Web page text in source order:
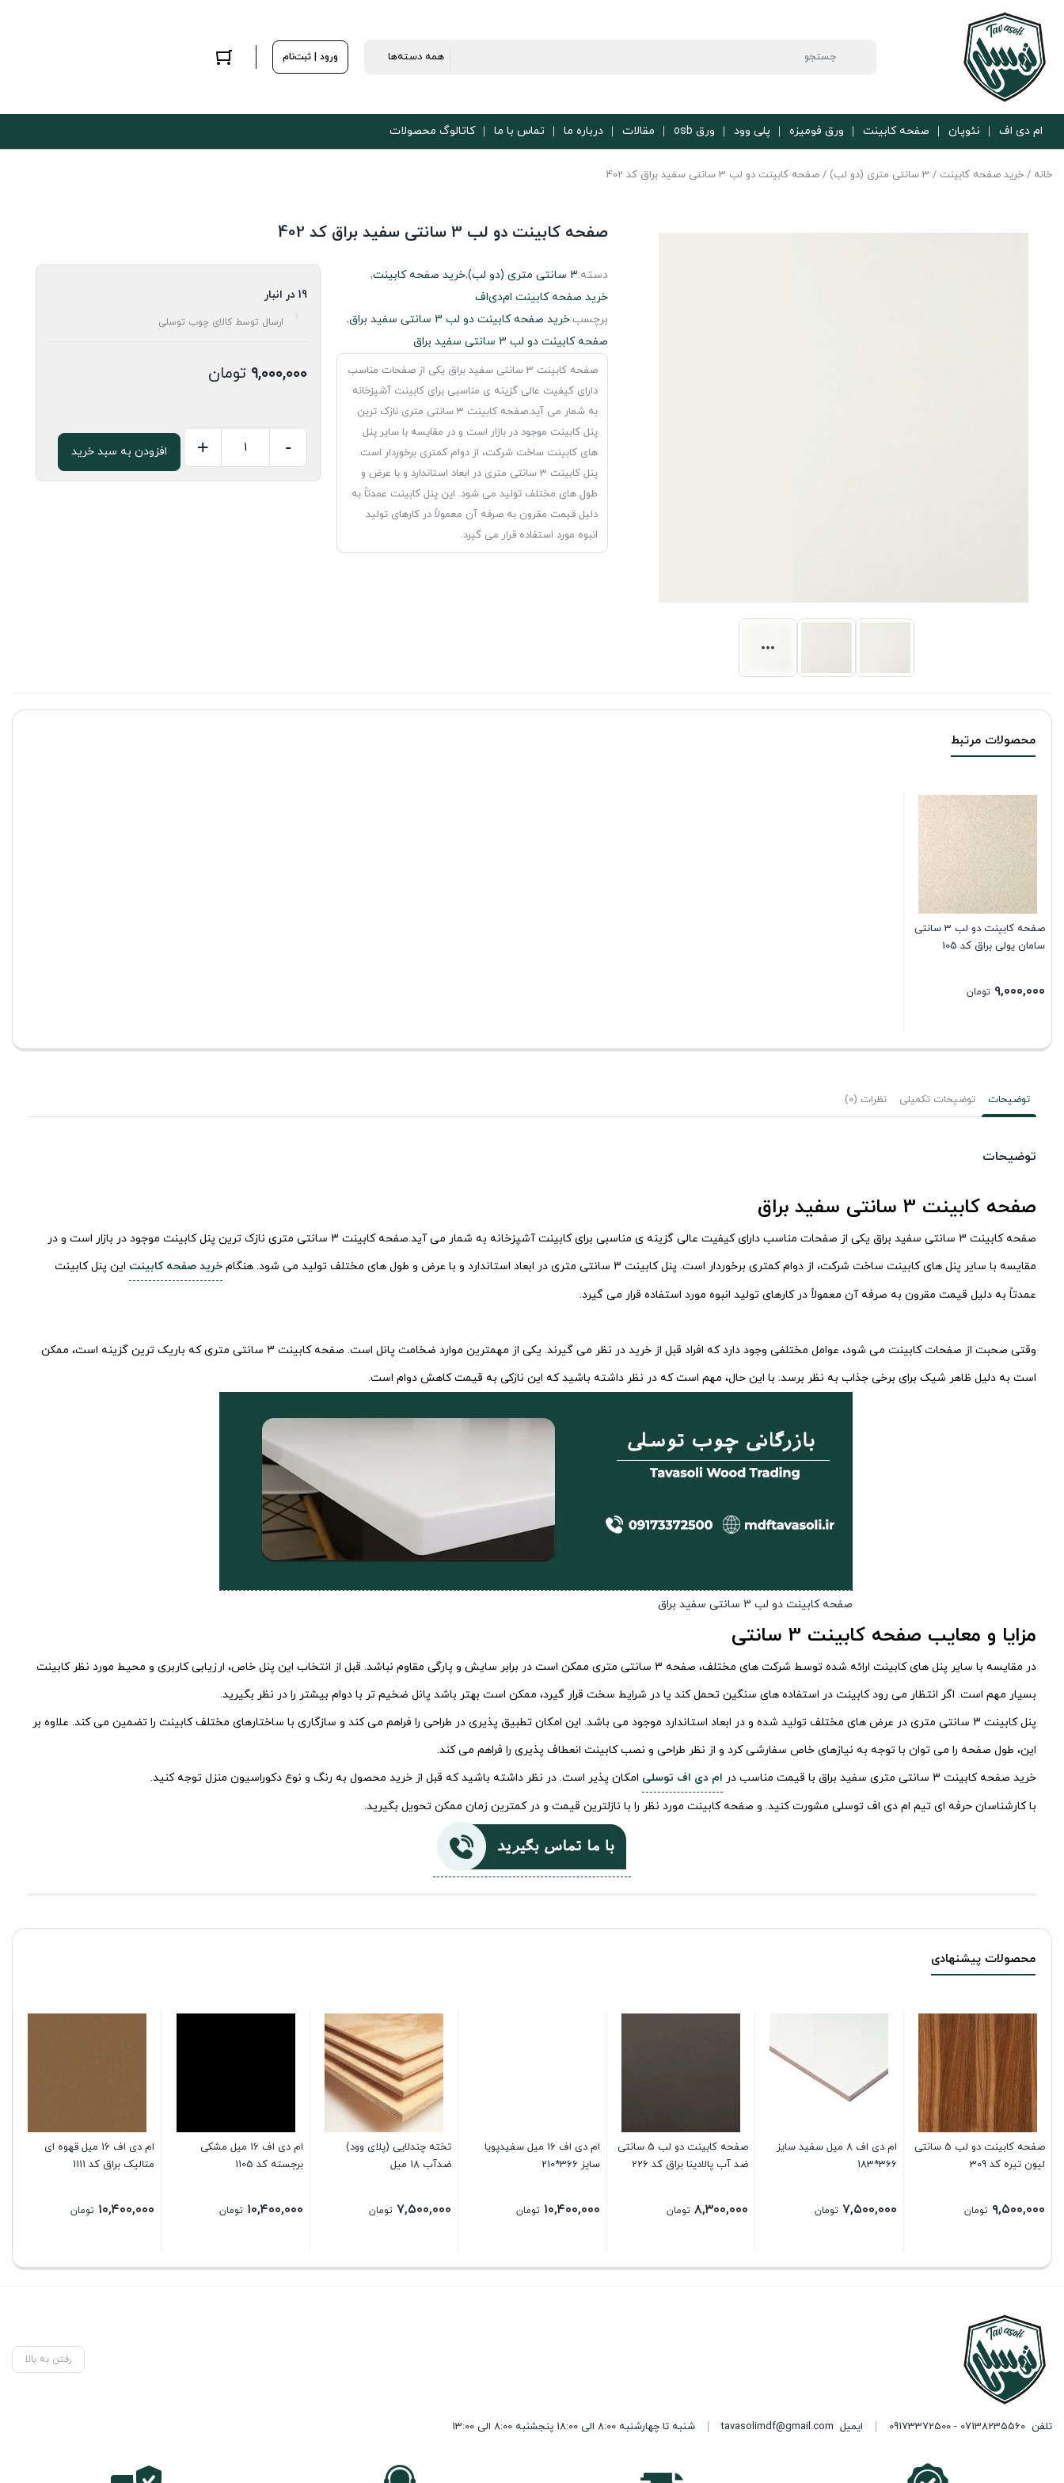
ورود | ثبت‌نام
ام دی اف نئوپان صفحه کابینت ورق فومیزه پلی وود ورق osb مقالات درباره ما تماس با ما کاتالوگ محصولات
خانه / خرید صفحه کابینت / 3 سانتی متری (دو لب) / صفحه کابینت دو لب 3 سانتی سفید براق کد 402
صفحه کابینت دو لب 3 سانتی سفید براق کد 402
دسته:3 سانتی متری (دو لب) ,خرید صفحه کابینت,
خرید صفحه کابینت ام‌دی‌اف
برچسب:خرید صفحه کابینت دو لب 3 سانتی سفید براق
,
صفحه کابینت دو لب 3 سانتی سفید براق
صفحه کابینت 3 سانتی سفید براق یکی از صفحات مناسب
دارای کیفیت عالی گزینه ی مناسبی برای کابینت آشپزخانه
به شمار می آید.صفحه کابینت 3 سانتی متری نازک ترین
پنل کابینت موجود در بازار است و در مقایسه با سایر پنل
های کابینت ساخت شرکت، از دوام کمتری برخوردار است.
پنل کابینت 3 سانتی متری در ابعاد استاندارد و با عرض و
طول های مختلف تولید می شود. این پنل کابینت عمدتاً به
دلیل قیمت مقرون به صرفه آن معمولاً در کارهای تولید
انبوه مورد استفاده قرار می گیرد.
19 در انبار
ارسال توسط کالای چوب توسلی
۹,۰۰۰,۰۰۰ تومان
کابینت
-
+ افزودن به سبد خرید
محصولات مرتبط
صفحه کابینت دو لب 3 سانتی
سامان یولی براق کد 105
۹,۰۰۰,۰۰۰ تومان
توضیحات توضیحات تکمیلی نظرات (0)
توضیحات
صفحه کابینت 3 سانتی سفید براق
صفحه کابینت 3 سانتی سفید براق یکی از صفحات مناسب دارای کیفیت عالی گزینه ی مناسبی برای کابینت آشپزخانه به شمار می آید.صفحه کابینت 3 سانتی متری نازک ترین پنل کابینت موجود در بازار است و در
مقایسه با سایر پنل های کابینت ساخت شرکت، از دوام کمتری برخوردار است. پنل کابینت 3 سانتی متری در ابعاد استاندارد و با عرض و طول های مختلف تولید می شود. هنگام
خرید صفحه کابینت این پنل کابینت
عمدتاً به دلیل قیمت مقرون به صرفه آن معمولاً در کارهای تولید انبوه مورد استفاده قرار می گیرد.
وقتی صحبت از صفحات کابینت می شود، عوامل مختلفی وجود دارد که افراد قبل از خرید در نظر می گیرند. یکی از مهمترین موارد ضخامت پانل است. صفحه کابینت 3 سانتی متری که باریک ترین گزینه است، ممکن
است به دلیل ظاهر شیک برای برخی جذاب به نظر برسد. با این حال، مهم است که در نظر داشته باشید که این نازکی به قیمت کاهش دوام است.
صفحه کابینت دو لب 3 سانتی سفید براق
مزایا و معایب صفحه کابینت 3 سانتی
در مقایسه با سایر پنل های کابینت ارائه شده توسط شرکت های مختلف، صفحه 3 سانتی متری ممکن است در برابر سایش و پارگی مقاوم نباشد. قبل از انتخاب این پنل خاص، ارزیابی کاربری و محیط مورد نظر کابینت
بسیار مهم است. اگر انتظار می رود کابینت در استفاده های سنگین تحمل کند یا در شرایط سخت قرار گیرد، ممکن است بهتر باشد پانل ضخیم تر با دوام بیشتر را در نظر بگیرید.
پنل کابینت 3 سانتی متری در عرض های مختلف تولید شده و در ابعاد استاندارد موجود می باشد. این امکان تطبیق پذیری در طراحی را فراهم می کند و سازگاری با ساختارهای مختلف کابینت را تضمین می کند. علاوه بر
این، طول صفحه را می توان با توجه به نیازهای خاص سفارشی کرد و از نظر طراحی و نصب کابینت انعطاف پذیری را فراهم می کند.
خرید صفحه کابینت 3 سانتی متری سفید براق با قیمت مناسب در
ام دی اف توسلی امکان پذیر است. در نظر داشته باشید که قبل از خرید محصول به رنگ و نوع دکوراسیون منزل توجه کنید.
با کارشناسان حرفه ای تیم ام دی اف توسلی مشورت کنید. و صفحه کابینت مورد نظر را با نازلترین قیمت و در کمترین زمان ممکن تحویل بگیرید.
محصولات پیشنهادی
صفحه کابینت دو لب 5 سانتی
لیون تیره کد 309
۹,۵۰۰,۰۰۰ تومان
ام دی اف 8 میل سفید سایز
366*183
۷,۵۰۰,۰۰۰ تومان
صفحه کابینت دو لب 5 سانتی
ضد آب پالادینا براق کد 226
۸,۳۰۰,۰۰۰ تومان
ام دی اف 16 میل سفیدپویا
سایز 366*210
۱۰,۴۰۰,۰۰۰ تومان
تخته چندلایی (پلای وود)
ضدآب 18 میل
۷,۵۰۰,۰۰۰ تومان
ام دی اف 16 میل مشکی
برجسته کد 1105
۱۰,۴۰۰,۰۰۰ تومان
ام دی اف 16 میل قهوه ای
متالیک براق کد 1111
۱۰,۴۰۰,۰۰۰ تومان
رفتن به بالا
تلفن 07138235560 - 09173372500 ایمیل tavasolimdf@gmail.com شنبه تا چهارشنبه 8:00 الی 18:00 پنجشنبه 8:00 الی 13:00